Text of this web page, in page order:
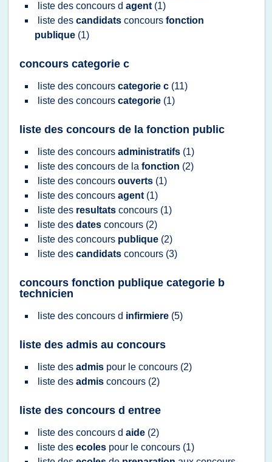
liste des concours d agent (1)
liste des candidats concours fonction
publique (1)
concours categorie c
liste des concours categorie c (11)
liste des concours categorie (1)
liste des concours de la fonction public
liste des concours administratifs (1)
liste des concours de la fonction (2)
liste des concours ouverts (1)
liste des concours agent (1)
liste des resultats concours (1)
liste des dates concours (2)
liste des concours publique (2)
liste des candidats concours (3)
concours fonction publique categorie b
technicien
liste des concours d infirmiere (5)
liste des admis au concours
liste des admis pour le concours (2)
liste des admis concours (2)
liste des concours d entree
liste des concours d aide (2)
liste des ecoles pour le concours (1)